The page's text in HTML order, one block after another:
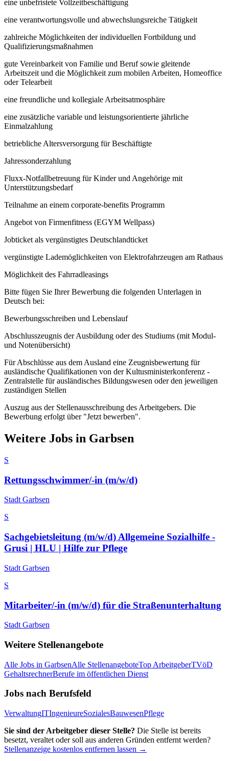
eine unbefristete Vollzeitbeschäftigung
eine verantwortungsvolle und abwechslungsreiche Tätigkeit
zahlreiche Möglichkeiten der individuellen Fortbildung und
Qualifizierungsmaßnahmen
gute Vereinbarkeit von Familie und Beruf sowie gleitende
Arbeitszeit und die Möglichkeit zum mobilen Arbeiten, Homeoffice
oder Telearbeit
eine freundliche und kollegiale Arbeitsatmosphäre
eine zusätzliche variable und leistungsorientierte jährliche
Einmalzahlung
betriebliche Altersversorgung für Beschäftigte
Jahressonderzahlung
Fluxx-Notfallbetreuung für Kinder und Angehörige mit
Unterstützungsbedarf
Teilnahme an einem corporate-benefits Programm
Angebot von Firmenfitness (EGYM Wellpass)
Jobticket als vergünstigtes Deutschlandticket
vergünstigte Lademöglichkeiten von Elektrofahrzeugen am Rathaus
Möglichkeit des Fahrradleasings
Bitte fügen Sie Ihrer Bewerbung die folgenden Unterlagen in
Deutsch bei:
Bewerbungsschreiben und Lebenslauf
Abschlusszeugnis der Ausbildung oder des Studiums (mit Modul-
und Notenübersicht)
Für Abschlüsse aus dem Ausland eine Zeugnisbewertung für
ausländische Qualifikationen von der Kultusministerkonferenz -
Zentralstelle für ausländisches Bildungswesen oder den jeweiligen
zuständigen Stellen
Auszug aus der Stellenausschreibung des Arbeitgebers. Die
Bewerbung erfolgt über "Jetzt bewerben".
Weitere Jobs in Garbsen
S
Rettungsschwimmer/-in (m/w/d)
Stadt Garbsen
S
Sachgebietsleitung (m/w/d) Allgemeine Sozialhilfe -
Grusi | HLU | Hilfe zur Pflege
Stadt Garbsen
S
Mitarbeiter/-in (m/w/d) für die Straßenunterhaltung
Stadt Garbsen
Weitere Stellenangebote
Alle Jobs in GarbsenAlle StellenangeboteTop ArbeitgeberTVöD
GehaltsrechnerBerufe im öffentlichen Dienst
Jobs nach Berufsfeld
VerwaltungITIngenieureSozialesBauwesenPflege
Sie sind der Arbeitgeber dieser Stelle? Die Stelle ist bereits
besetzt, veraltet oder soll aus anderen Gründen entfernt werden?
Stellenanzeige kostenlos entfernen lassen →